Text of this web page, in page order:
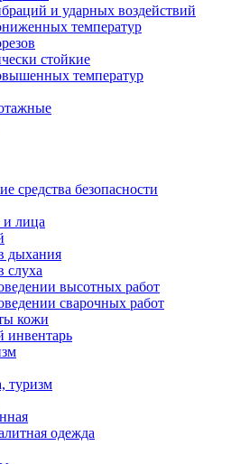
и ударных воздействий
температур
стойкие
температур
средства безопасности
лица
дыхания
слуха
высотных работ
сварочных работ
кожи
инвентарь
туризм
одежда